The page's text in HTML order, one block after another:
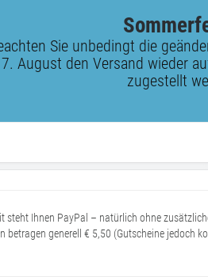
Sie unbedingt die
August den Versand wieder
zugestellt
steht Ihnen PayPal – natürlich ohne
betragen generell € 5,50 (Gutscheine jedoch